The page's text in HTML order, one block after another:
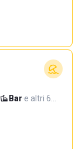
Bar·e altri 6…